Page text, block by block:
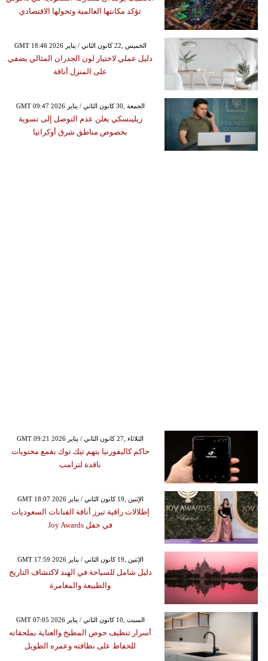
تؤكد مكانتها العالمية وتحولها الاقتصادي
GMT 18:46 2026 الخميس ,22 كانون الثاني / يناير
دليل عملي لاختيار لون الجدران المثالي يضفي
على المنزل أناقة
GMT 09:47 2026 الجمعة ,30 كانون الثاني / يناير
زيلينسكي يعلن عدم التوصل إلى تسوية
بخصوص مناطق شرق أوكرانيا
GMT 09:21 2026 الثلاثاء ,27 كانون الثاني / يناير
حاكم كاليفورنيا يتهم تيك توك بقمع محتويات
ناقدة لترامب
GMT 18:07 2026 الإثنين ,19 كانون الثاني / يناير
إطلالات راقية تبرز أناقة الفنانات السعوديات
في حفل Joy Awards
GMT 17:59 2026 الإثنين ,19 كانون الثاني / يناير
دليل شامل للسياحة في الهند لاكتشاف التاريخ
والطبيعة والمغامرة
GMT 07:05 2026 السبت ,10 كانون الثاني / يناير
أسرار تنظيف حوض المطبخ والعناية بملحقاته
للحفاظ على نظافته وعمره الطويل